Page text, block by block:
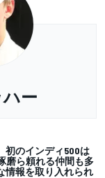
ー
初のインディ500は
磨ら頼れる仲間も多
情報を取り入れられ